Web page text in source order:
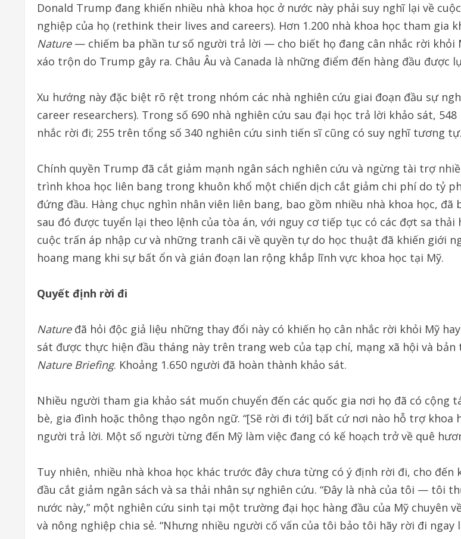
Donald Trump đang khiến nhiều nhà khoa học ở nước này phải suy nghĩ lại về
nghiệp của họ (rethink their lives and careers). Hơn 1.200 nhà khoa học tham gia
Nature— chiếm ba phần tư số người trả lời — cho biết họ đang cân nhắc rời khỏi
xáo trộn do Trump gây ra. Châu Âu và Canada là những điểm đến hàng đầu được
Xu hướng này đặc biệt rõ rệt trong nhóm các nhà nghiên cứu giai đoạn đầu sự
career researchers). Trong số 690 nhà nghiên cứu sau đại học trả lời khảo sát, 548
nhắc rời đi; 255 trên tổng số 340 nghiên cứu sinh tiến sĩ cũng có suy nghĩ tương tự.
Chính quyền Trump đã cắt giảm mạnh ngân sách nghiên cứu và ngừng tài trợ
trình khoa học liên bang trong khuôn khổ một chiến dịch cắt giảm chi phí do tỷ
đứng đầu. Hàng chục nghìn nhân viên liên bang, bao gồm nhiều nhà khoa học, đã
sau đó được tuyển lại theo lệnh của tòa án, với nguy cơ tiếp tục có các đợt sa thải
cuộc trấn áp nhập cư và những tranh cãi về quyền tự do học thuật đã khiến giới
hoang mang khi sự bất ổn và gián đoạn lan rộng khắp lĩnh vực khoa học tại Mỹ.
Quyết định rời đi
Natuređã hỏi độc giả liệu những thay đổi này có khiến họ cân nhắc rời khỏi Mỹ
sát được thực hiện đầu tháng này trên trang web của tạp chí, mạng xã hội và bản
Nature Briefing. Khoảng 1.650 người đã hoàn thành khảo sát.
Nhiều người tham gia khảo sát muốn chuyển đến các quốc gia nơi họ đã có cộng
bè, gia đình hoặc thông thạo ngôn ngữ. “[Sẽ rời đi tới] bất cứ nơi nào hỗ trợ khoa
người trả lời. Một số người từng đến Mỹ làm việc đang có kế hoạch trở về quê
Tuy nhiên, nhiều nhà khoa học khác trước đây chưa từng có ý định rời đi, cho đến
đầu cắt giảm ngân sách và sa thải nhân sự nghiên cứu. “Đây là nhà của tôi — tôi
nước này,” một nghiên cứu sinh tại một trường đại học hàng đầu của Mỹ chuyên
và nông nghiệp chia sẻ. “Nhưng nhiều người cố vấn của tôi bảo tôi hãy rời đi ngay